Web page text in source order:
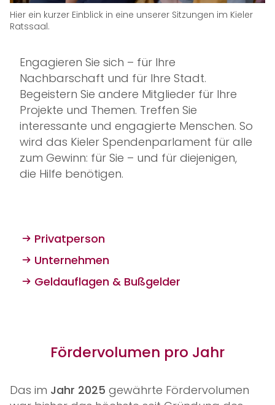
Hier ein kurzer Einblick in eine unserer Sitzungen im Kieler
Ratssaal.
Engagieren Sie sich – für Ihre
Nachbarschaft und für Ihre Stadt.
Begeistern Sie andere Mitglieder für Ihre
Projekte und Themen. Treffen Sie
interessante und engagierte Menschen. So
wird das Kieler Spendenparlament für alle
zum Gewinn: für Sie – und für diejenigen,
die Hilfe benötigen.
Privatperson
Unternehmen
Geldauflagen & Bußgelder
Fördervolumen pro Jahr
Das im Jahr 2025 gewährte Fördervolumen